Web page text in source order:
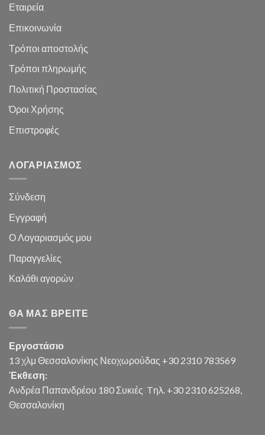
Εταιρεία
Επικοινωνία
Τρόποι αποστολής
Τρόποι πληρωμής
Πολιτική Προστασίας
Όροι Χρήσης
Επιστροφές
ΛΟΓΑΡΙΑΣΜΌΣ
Σύνδεση
Εγγραφή
Ο Λογαριασμός μου
Παραγγελίες
Καλάθι αγορών
ΘΑ ΜΑΣ ΒΡΕΊΤΕ
Εργοστάσιο
13 χλμ Θεσσαλονίκης Νεοχωρούδας +30 2310 783569
Έκθεση:
Ανδρέα Παπανδρέου 180 Συκιές Tηλ. +30 2310 625268,
Θεσσαλονίκη